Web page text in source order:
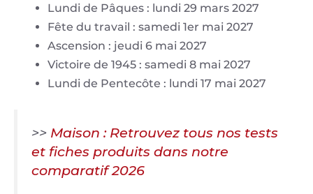
Lundi de Pâques : lundi 29 mars 2027
Fête du travail : samedi 1er mai 2027
Ascension : jeudi 6 mai 2027
Victoire de 1945 : samedi 8 mai 2027
Lundi de Pentecôte : lundi 17 mai 2027
>> Maison : Retrouvez tous nos tests
et fiches produits dans notre
comparatif 2026